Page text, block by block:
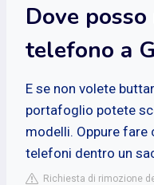
Dove
telefono a
E se non volete
portafoglio potete
modelli. Oppure fare
telefoni dentro un
Richiesta di rimozione